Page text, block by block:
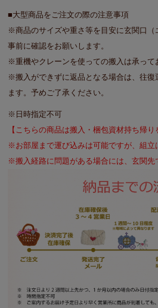
■大型商品をご注文の際の注意事項
※商品のサイズや重さ等を目安に玄関口（
事前に確認をお願いします。
※重機やクレーンを使っての搬入は承って
※搬入ができずに返品となる場合は、往復
ます。予めご了承ください。
※日時指定不可
【こちらの商品は搬入・梱包資材持ち帰り
※お部屋まで運び込みは可能ですが、組立
※搬入経路に問題がある場合には、玄関先